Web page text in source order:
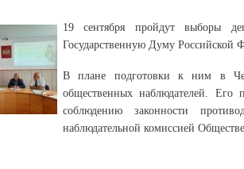
19 сентября пройдут выборы
Государственную Думу Российской
В плане подготовки к ним в
общественных наблюдателей. Его
соблюдению законности
наблюдательной комиссией